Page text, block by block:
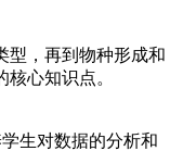
型，再到物种形成和
心知识点。
生对数据的分析和